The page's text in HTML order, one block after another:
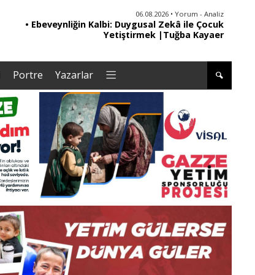
06.08.2026 • Yorum - Analiz
• Ebeveynliğin Kalbi: Duygusal Zekâ ile Çocuk
Yetiştirmek |Tuğba Kayaer
Portre Yazarlar